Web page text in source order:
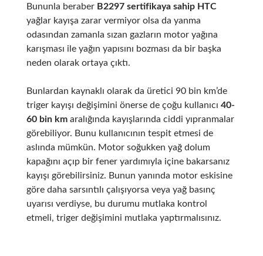
Bununla beraber B2297 sertifikaya sahip HTC
yağlar kayışa zarar vermiyor olsa da yanma
odasından zamanla sızan gazların motor yağına
karışması ile yağın yapısını bozması da bir başka
neden olarak ortaya çıktı.
Bunlardan kaynaklı olarak da üretici 90 bin km’de
triger kayışı değişimini önerse de çoğu kullanıcı 40-
60 bin kmaralığında kayışlarında ciddi yıpranmalar
görebiliyor. Bunu kullanıcının tespit etmesi de
aslında mümkün. Motor soğukken yağ dolum
kapağını açıp bir fener yardımıyla içine bakarsanız
kayışı görebilirsiniz. Bunun yanında motor eskisine
göre daha sarsıntılı çalışıyorsa veya yağ basınç
uyarısı verdiyse, bu durumu mutlaka kontrol
etmeli, triger değişimini mutlaka yaptırmalısınız.